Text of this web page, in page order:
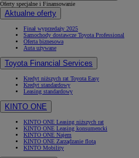
Oferty specjalne i Finansowanie
Aktualne oferty
Finał wyprzedaży 2025
Samochody dostawcze Toyota Professional
Oferta biznesowa
Auta używane
Toyota Financial Services
Kredyt niższych rat Toyota Easy
Kredyt standardowy
Leasing standardowy
KINTO ONE
KINTO ONE Leasing niższych rat
KINTO ONE Leasing konsumencki
KINTO ONE Najem
KINTO ONE Zarządzanie flotą
KINTO Mobility